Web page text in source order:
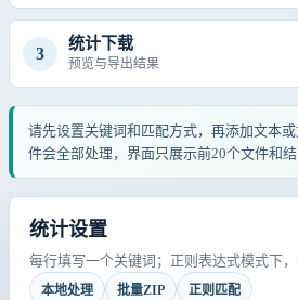
3
统计下载
预览与导出结果
请先设置关键词和匹配方式，再添加文本
件会全部处理，界面只展示前20个文件和结
统计设置
每行填写一个关键词；正则表达式模式下，
本地处理 批量ZIP 正则匹配